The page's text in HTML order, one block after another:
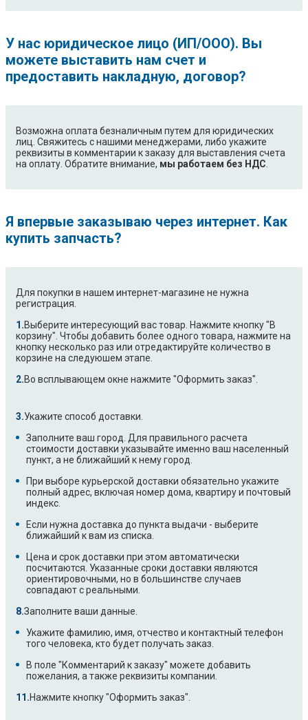
У нас юридическое лицо (ИП/ООО). Вы
можете выставить нам счет и
предоставить накладную, договор?
Возможна оплата безналичным путем для юридических
лиц. Свяжитесь с нашими менеджерами, либо укажите
реквизиты в комментарии к заказу для выставления счета
на оплату. Обратите внимание, мы работаем без НДС
Я впервые заказываю через интернет. Как
купить запчасть?
Для покупки в нашем интернет-магазине не нужна
регистрация.
Выберите интересующий вас товар. Нажмите кнопку "В
корзину". Чтобы добавить более одного товара, нажмите на
кнопку несколько раз или отредактируйте количество в
корзине на следуюшем этапе.
Во всплывающем окне нажмите "Оформить заказ".
Укажите способ доставки.
Заполните ваш город. Для правильного расчета
стоимости доставки указывайте именно ваш населенный
пункт, а не ближайший к нему город.
При выборе курьерской доставки обязательно укажите
полный адрес, включая номер дома, квартиру и почтовый
индекс.
Если нужна доставка до пункта выдачи - выберите
ближайший к вам из списка.
Цена и срок доставки при этом автоматически
посчитаются. Указанные сроки доставки являются
ориентировочными, но в большинстве случаев
совпадают с реальными.
Заполните ваши данные.
Укажите фамилию, имя, отчество и контактный телефон
того человека, кто будет получать заказ.
В поле "Комментарий к заказу" можете добавить
пожелания, а также реквизиты компании.
Нажмите кнопку "Оформить заказ".